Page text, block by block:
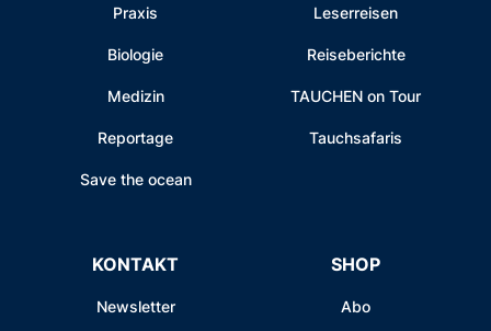
Praxis
Biologie
Medizin
Reportage
Save the ocean
Leserreisen
Reiseberichte
TAUCHEN on Tour
Tauchsafaris
KONTAKT
Newsletter
SHOP
Abo